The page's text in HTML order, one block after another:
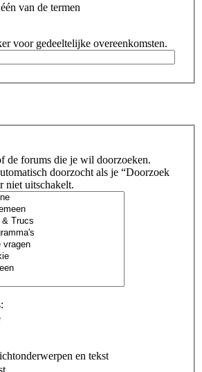
van de termen
voor gedeeltelijke overeenkomsten.
de forums die je wil doorzoeken.
doorzocht als je “Doorzoek
niet uitschakelt.
en tekst